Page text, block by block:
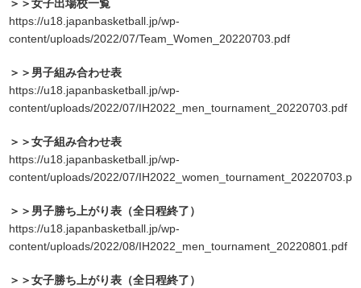
＞＞女子出場校一覧
https://u18.japanbasketball.jp/wp-
content/uploads/2022/07/Team_Women_20220703.pdf
＞＞男子組み合わせ表
https://u18.japanbasketball.jp/wp-
content/uploads/2022/07/IH2022_men_tournament_20220703.pdf
＞＞女子組み合わせ表
https://u18.japanbasketball.jp/wp-
content/uploads/2022/07/
＞＞男子勝ち上がり表（全日程終了）
https://u18.japanbasketball.jp/wp-
content/uploads/2022/08/IH2022_men_tournament_20220801.pdf
＞＞女子勝ち上がり表（全日程終了）